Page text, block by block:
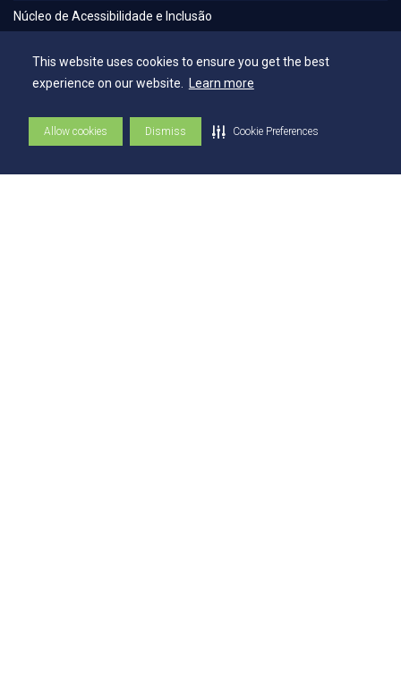
This website uses cookies to ensure you get the best
experience on our website. Learn more
Allow cookies Dismiss Cookie Preferences
Núcleo de Acessibilidade e Inclusão
Contatos
Contatos